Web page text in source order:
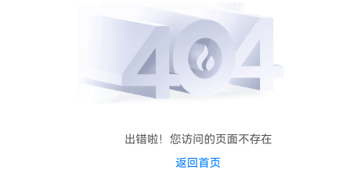
出错啦！您访问的页面不存在
返回首页